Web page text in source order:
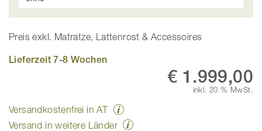
Preis exkl. Matratze, Lattenrost & Accessoires
Lieferzeit 7-8 Wochen
€ 1.999,00
inkl. 20 % MwSt.
Versandkostenfrei in AT
Versand in weitere Länder